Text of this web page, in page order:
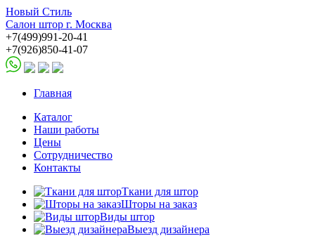
Новый Стиль
Салон штор г. Москва
+7(499)991-20-41
+7(926)850-41-07
Главная
Каталог
Наши работы
Цены
Сотрудничество
Контакты
Ткани для штор
Шторы на заказ
Виды штор
Выезд дизайнера